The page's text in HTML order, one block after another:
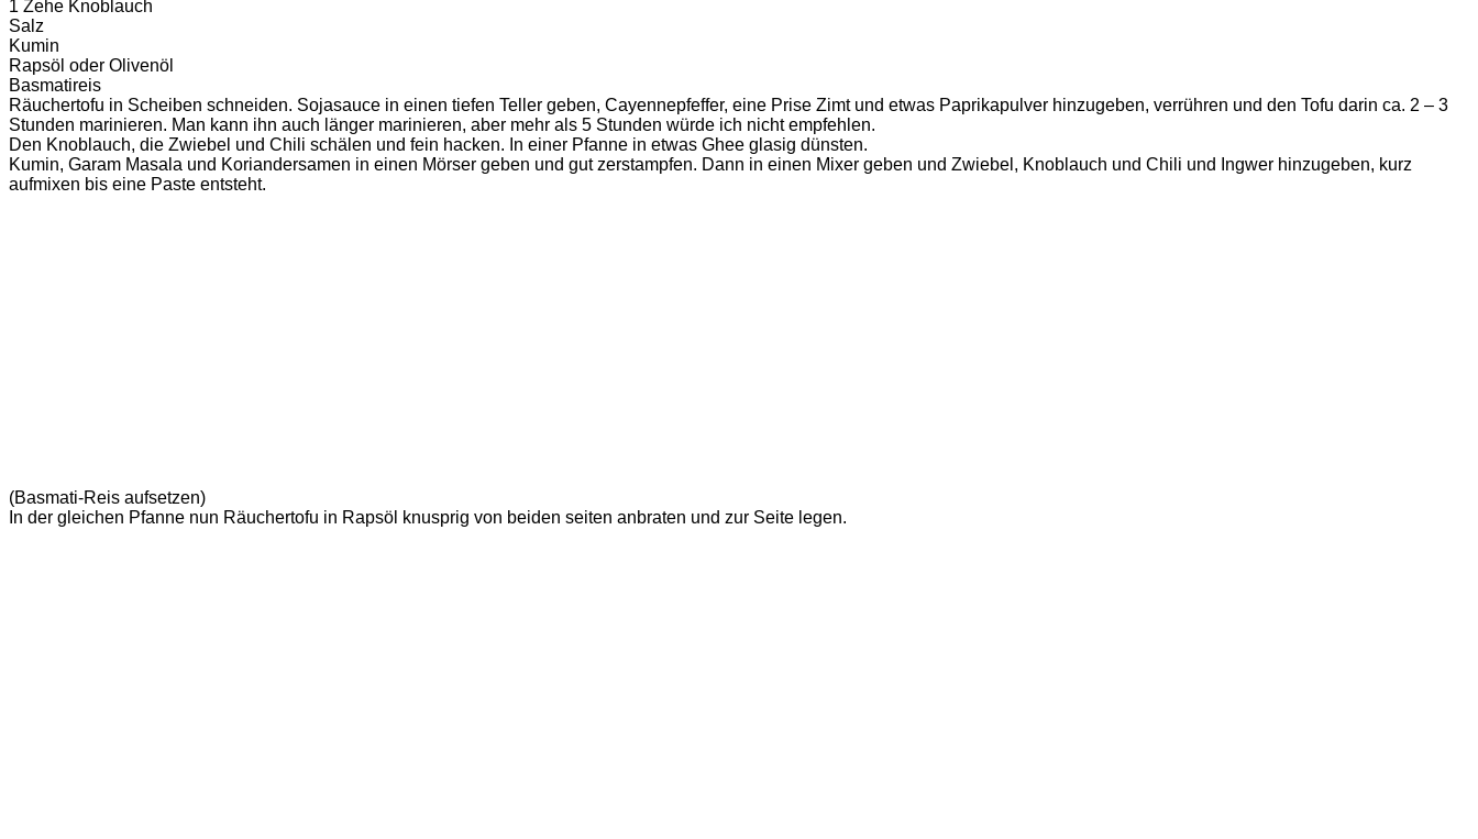
1 Zehe Knoblauch
Salz
Kumin
Rapsöl oder Olivenöl
Basmatireis
Räuchertofu in Scheiben schneiden. Sojasauce in einen tiefen Teller geben, Cayennepfeffer, eine Prise Zimt und etwas Paprikapulver hinzugeben, verrühren und den Tofu darin ca. 2 – 3
Stunden marinieren. Man kann ihn auch länger marinieren, aber mehr als 5 Stunden würde ich nicht empfehlen.
Den Knoblauch, die Zwiebel und Chili schälen und fein hacken. In einer Pfanne in etwas Ghee glasig dünsten.
Kumin, Garam Masala und Koriandersamen in einen Mörser geben und gut zerstampfen. Dann in einen Mixer geben und Zwiebel, Knoblauch und Chili und Ingwer hinzugeben, kurz
aufmixen bis eine Paste entsteht.
(Basmati-Reis aufsetzen)
In der gleichen Pfanne nun Räuchertofu in Rapsöl knusprig von beiden seiten anbraten und zur Seite legen.